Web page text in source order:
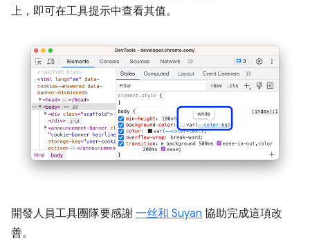
上，即可在工具提示中查看其值。
開發人員工具團隊要感謝 一丝和 Suyan 協助完成這項改
善。